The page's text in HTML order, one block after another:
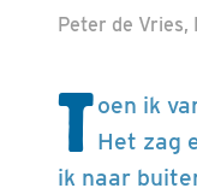
Peter de Vries,
Toen ik
Het zag
ik naar